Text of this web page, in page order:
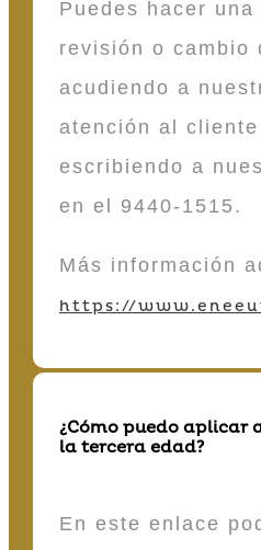
Puedes hacer
revisión o cambio
acudiendo a
atención al
escribiendo a
en el 9440-1515.
Más información
https://
¿Cómo puedo aplicar
la tercera edad?
En este enlace